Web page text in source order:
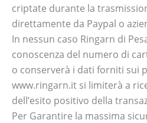
criptate durante la
direttamente da Paypal o
In nessun caso Ringarn di
conoscenza del numero di
o conserverà i dati forniti sui
www.ringarn.it si limiterà a
dell’esito positivo della
Per Garantire la massima